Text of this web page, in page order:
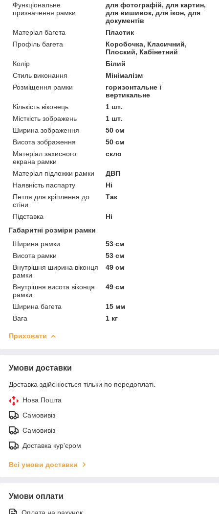
Функціональне
призначення рамки
для фотографій, для картин,
для вишивок, для ікон, для
документів
Матеріал багета
Пластик
Профіль багета
Коробочка, Класичний,
Плоский, Кабінетний
Колір
Білий
Стиль виконання
Мінімалізм
Розміщення рамки
горизонтальне і
вертикальне
Кількість віконець
1 шт.
Місткість зображень
1 шт.
Ширина зображення
50 см
Висота зображення
50 см
Матеріал захисного
екрана рамки
скло
Матеріал підложки рамки
ДВП
Наявність паспарту
Ні
Петля для кріплення до
стіни
Так
Підставка
Ні
Габаритні розміри рамки
Ширина рамки
53 см
Висота рамки
53 см
Внутрішня ширина віконця
рамки
49 см
Внутрішня висота віконця
рамки
49 см
Ширина багета
15 мм
Вага
1 кг
Приховати
Умови доставки
Доставка здійснюється тільки по передоплаті.
Нова Пошта
Самовивіз
Самовивіз
Доставка кур'єром
Всі умови доставки
Умови оплати
Оплата на рахунок